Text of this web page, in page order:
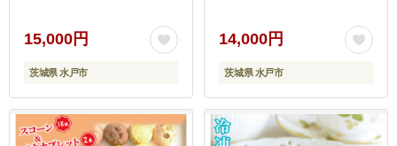
冷凍 水戸市 水戸 茨城
15,000円
茨城県 水戸市
卵不使用 訳あり フードロ
14,000円
茨城県 水戸市